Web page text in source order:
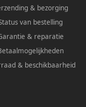
& bezorging
van bestelling
& reparatie
& beschikbaarheid